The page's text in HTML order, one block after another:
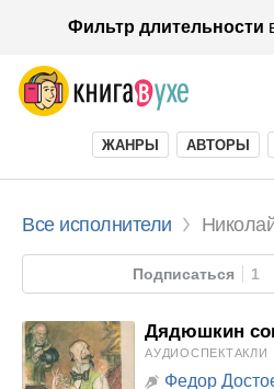
Фильтр длительности
ЖАНРЫ АВТОРЫ
Все исполнители
Подписаться 1
Дядюшкин
АУДИОСПЕКТАКЛИ
Федор